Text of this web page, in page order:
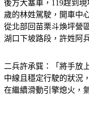
後方大塞車，119趕到
歲的林姓駕駛，開車中
從北部回苗栗斗煥坪營
湖口下坡路段，許姓阿
二兵許承巽：「將手放
中線且穩定行駛的狀況
在繼續滑動引擎熄火，